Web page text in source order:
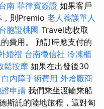
南 菲律賓簽證 如果客戶
則Premio 老人養護單人
胞證桃園 Travel應收取
費用。 預訂時應支付的
婚禮 台南徵信社 冷凍櫃
鬆按摩 如果在出發後30
白內障手術費用 外燴廠商
申請 我們乘坐渡輪乘船
斯託的陸地旅程，這對匈